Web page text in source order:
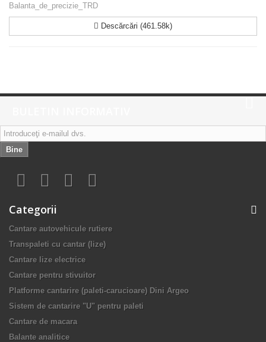
Balanta_de_precizie_TRD
Descărcări (461.58k)
Bine
Categorii
Cantare autovehicule rutiere
Transpaleti cu cantar (lize)
Cantare lize electrice
Cantare pentru stivuitor
Platforme cantarire (paleti-carucioare) Dini Argeo
Sistem de cantarire "U" pentru paleti
Cantare de macara
Balante analitice